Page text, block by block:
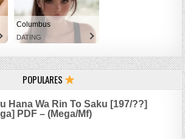
Columbus
DATING
POPULARES
Hana Wa Rin To Saku [197/??]
PDF – (Mega/Mf)